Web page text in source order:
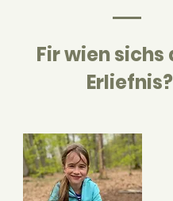
Fir wien sichs
Erliefnis?